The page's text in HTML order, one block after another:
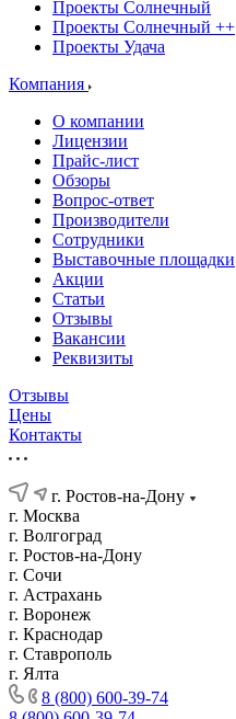
Проекты Солнечный
Проекты Солнечный ++
Проекты Удача
Компания
О компании
Лицензии
Прайс-лист
Обзоры
Вопрос-ответ
Производители
Сотрудники
Выставочные площадки
Акции
Статьи
Отзывы
Вакансии
Реквизиты
Отзывы
Цены
Контакты
г. Ростов-на-Дону
г. Москва
г. Волгоград
г. Ростов-на-Дону
г. Сочи
г. Астрахань
г. Воронеж
г. Краснодар
г. Ставрополь
г. Ялта
8 (800) 600-39-74